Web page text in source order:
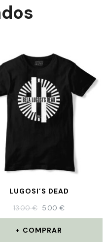
LUGOSI’S DEAD
13.00€ 5.00€
COMPRAR